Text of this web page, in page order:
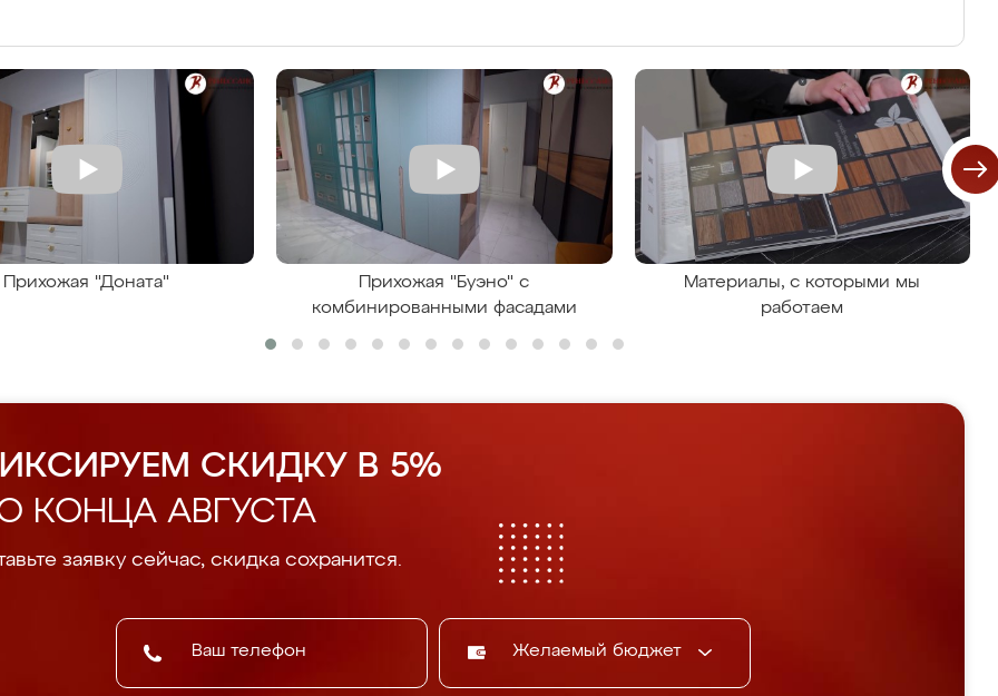
Прихожая "Доната"
Прихожая "Буэно" с
комбинированными фасадами
Материалы, с которыми мы
работаем
СКИДКУ В 5%
КОНЦА АВГУСТА
заявку сейчас, скидка сохранится.
Желаемый бюджет